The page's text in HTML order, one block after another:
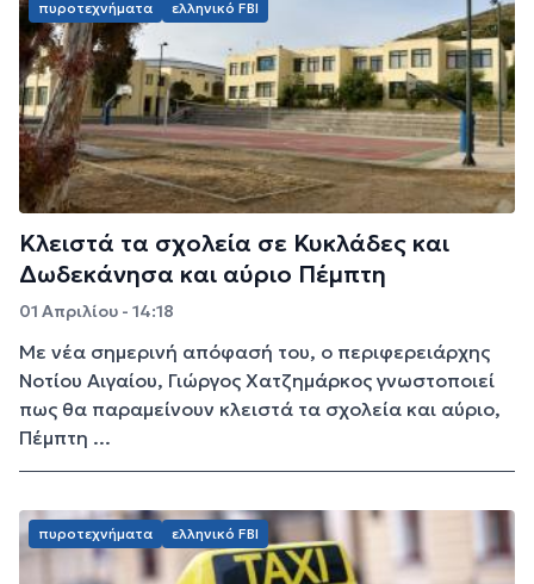
πυροτεχνήματα ελληνικό FBI
Κλειστά τα σχολεία σε Κυκλάδες και
Δωδεκάνησα και αύριο Πέμπτη
01 Απριλίου - 14:18
Με νέα σημερινή απόφασή του, ο περιφερειάρχης
Νοτίου Αιγαίου, Γιώργος Χατζημάρκος γνωστοποιεί
πως θα παραμείνουν κλειστά τα σχολεία και αύριο,
Πέμπτη ...
πυροτεχνήματα ελληνικό FBI